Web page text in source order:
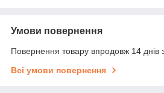
Умови повернення
Повернення товару впродовж 14 днів
Всі умови повернення